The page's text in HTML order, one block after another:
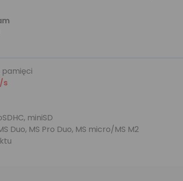
s
miniSD
Duo, MS Pro Duo, MS micro/MS M2